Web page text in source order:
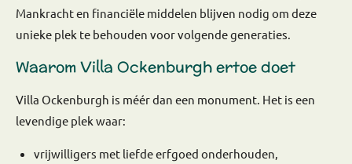
Mankracht en financiële middelen blijven nodig om deze
unieke plek te behouden voor volgende generaties.
Waarom Villa Ockenburgh ertoe doet
Villa Ockenburgh is méér dan een monument. Het is een
levendige plek waar:
vrijwilligers met liefde erfgoed onderhouden,